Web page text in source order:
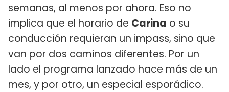
semanas, al menos por ahora. Eso no
implica que el horario de Carina o su
conducción requieran un impass, sino que
van por dos caminos diferentes. Por un
lado el programa lanzado hace más de un
mes, y por otro, un especial esporádico.